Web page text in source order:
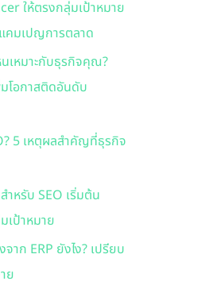
ให้ตรงกลุ่มเป้าหมาย
คมเปญการตลาด
นเหมาะกับธุรกิจคุณ?
โอกาสติดอันดับ
5 เหตุผลสำคัญที่ธุรกิจ
หรับ SEO เริ่มต้น
เป้าหมาย
จาก ERP ยังไง? เปรียบ
ย